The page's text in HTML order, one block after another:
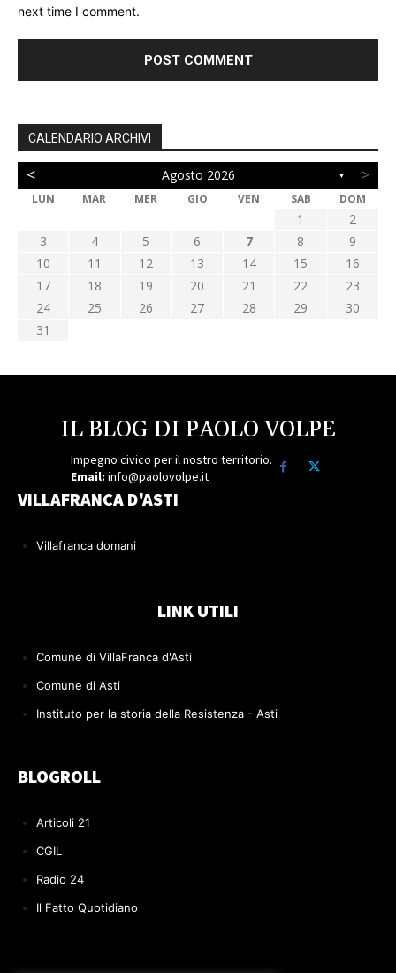
next time I comment.
CALENDARIO ARCHIVI
< Agosto 2026 ▼ >
LUN MAR MER GIO VEN SAB DOM
1
2
3
4 5 6 7 8
9
10
11 12 13 14 15
16
17
18 19 20 21 22
23
24
25 26 27 28 29
30
31
IL BLOG DI PAOLO VOLPE
Impegno civico per il nostro territorio.
Email: info@paolovolpe.it
VILLAFRANCA D'ASTI
Villafranca domani
LINK UTILI
Comune di VillaFranca d'Asti
Comune di Asti
Instituto per la storia della Resistenza - Asti
BLOGROLL
Articoli 21
CGIL
Radio 24
Il Fatto Quotidiano